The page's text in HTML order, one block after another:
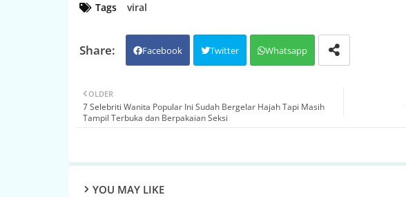
Tags viral
Facebook Twitter Whatsapp
OLDER
7 Selebriti Wanita Popular Ini Sudah Bergelar Hajah Tapi Masih
Tampil Terbuka dan Berpakaian Seksi
YOU MAY LIKE